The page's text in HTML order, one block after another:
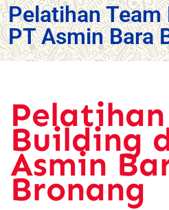
Pelatihan
PT Asmin Bara
Building
Asmin
Bronang